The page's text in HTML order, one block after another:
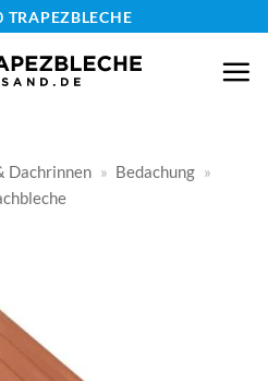
TRAPEZBLECHE
Dachrinnen » Bedachung »